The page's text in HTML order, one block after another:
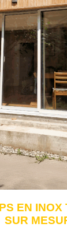
EN INOX
SUR